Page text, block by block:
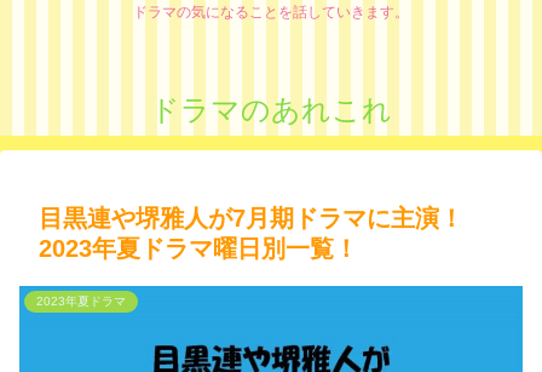
ドラマの気になることを話していきます。
ドラマのあれこれ
目黒連や堺雅人が7月期ドラマに主演！
2023年夏ドラマ曜日別一覧！
2023年夏ドラマ